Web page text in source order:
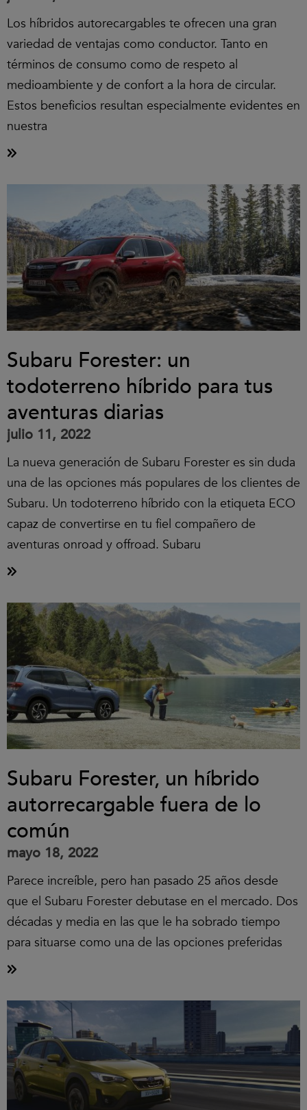
Los híbridos autorecargables te ofrecen una gran
variedad de ventajas como conductor. Tanto en
términos de consumo como de respeto al
medioambiente y de confort a la hora de circular.
Estos beneficios resultan especialmente evidentes en
nuestra
Subaru Forester: un
todoterreno híbrido para tus
aventuras diarias
julio 11, 2022
La nueva generación de Subaru Forester es sin duda
una de las opciones más populares de los clientes de
Subaru. Un todoterreno híbrido con la etiqueta ECO
capaz de convertirse en tu fiel compañero de
aventuras onroad y offroad. Subaru
Subaru Forester, un híbrido
autorrecargable fuera de lo
común
mayo 18, 2022
Parece increíble, pero han pasado 25 años desde
que el Subaru Forester debutase en el mercado. Dos
décadas y media en las que le ha sobrado tiempo
para situarse como una de las opciones preferidas